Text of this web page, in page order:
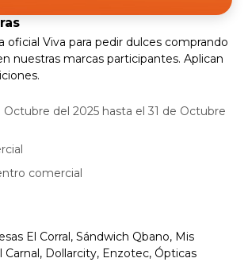
oficial Viva para pedir dulces comprando
nuestras marcas participantes. Aplican
Octubre del 2025 hasta el 31 de Octubre
comercial
El Corral, Sándwich Qbano, Mis
Carnal, Dollarcity, Enzotec, Ópticas